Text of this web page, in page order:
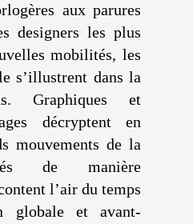
aux parures
designers les plus
mobilités, les
s’illustrent dans la
Graphiques et
décryptent en
mouvements de la
de manière
l’air du temps
globale et avant-